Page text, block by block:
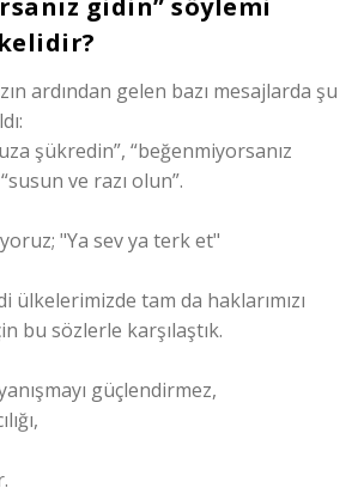
gidin” söylemi
ardından gelen bazı mesajlarda şu
şükredin”, “beğenmiyorsanız
ve razı olun”.
"Ya sev ya terk et"
ülkelerimizde tam da haklarımızı
bu sözlerle karşılaştık.
güçlendirmez,